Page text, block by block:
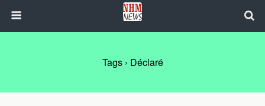
Tags › Déclaré